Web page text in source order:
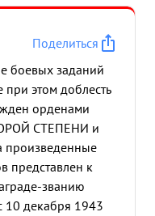
Поделиться
боевых заданий
этом доблесть
орденами
СТЕПЕНИ и
представлен к
званию
декабря 1943